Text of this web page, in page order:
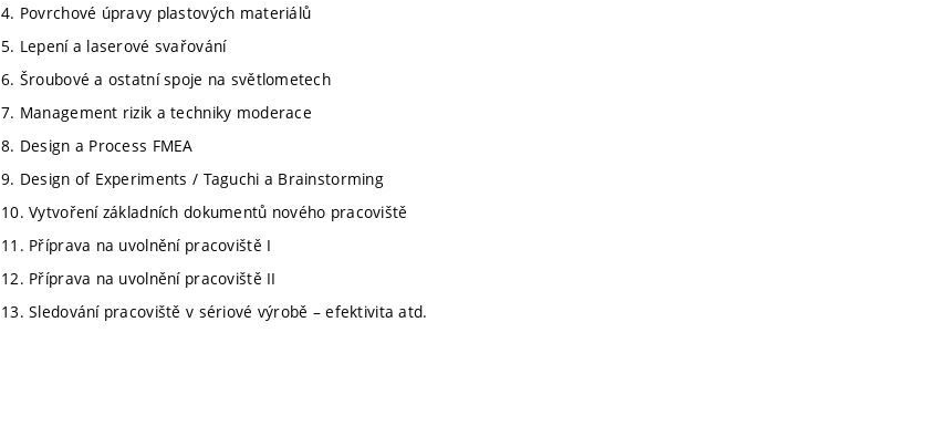
4. Povrchové úpravy plastových materiálů
5. Lepení a laserové svařování
6. Šroubové a ostatní spoje na světlometech
7. Management rizik a techniky moderace
8. Design a Process FMEA
9. Design of Experiments / Taguchi a Brainstorming
10. Vytvoření základních dokumentů nového pracoviště
11. Příprava na uvolnění pracoviště I
12. Příprava na uvolnění pracoviště II
13. Sledování pracoviště v sériové výrobě – efektivita atd.